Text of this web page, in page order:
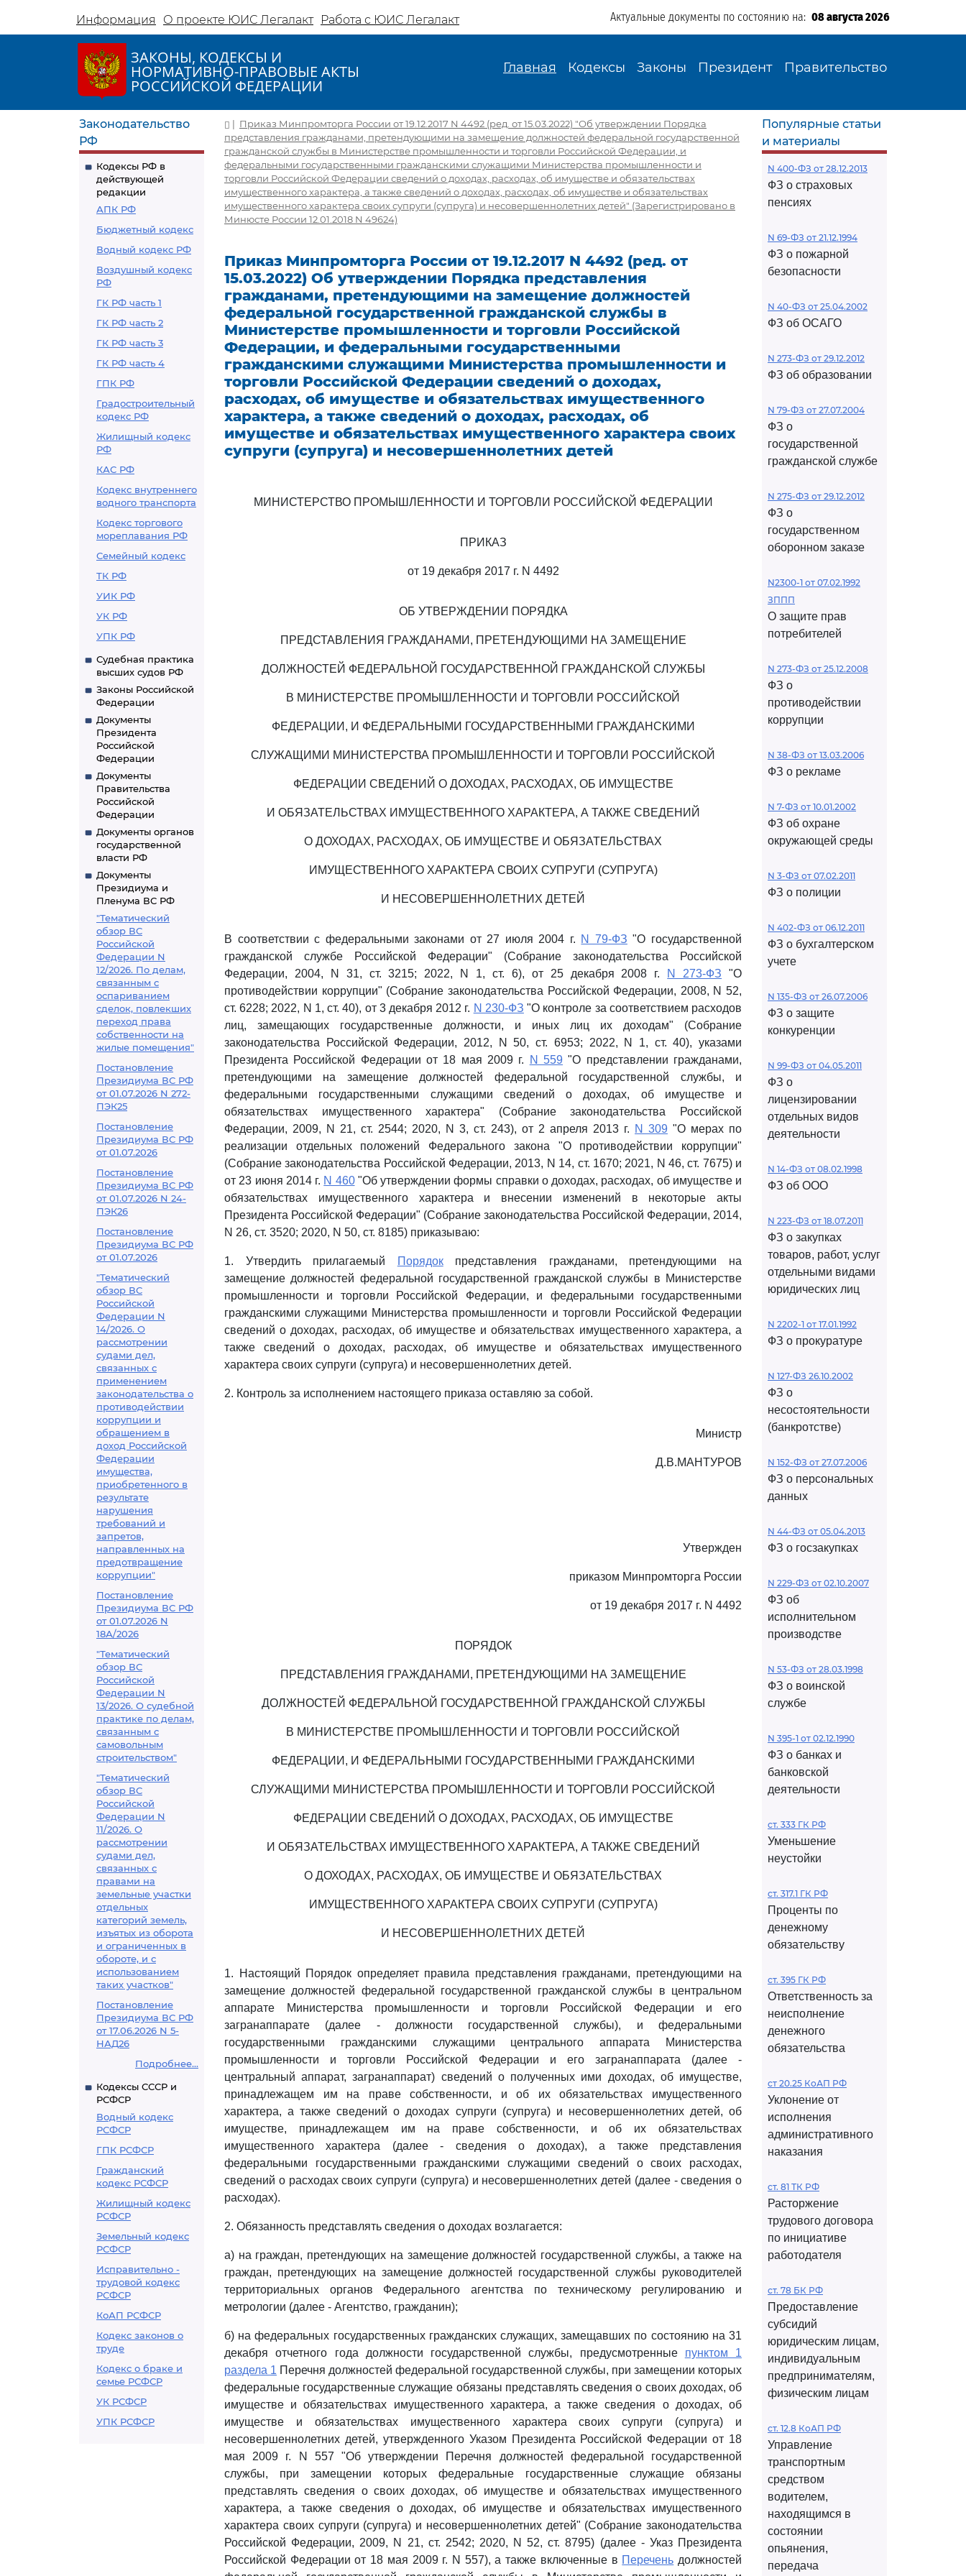
Информация О проекте ЮИС Легалакт Работа с ЮИС Легалакт Актуальные документы по состоянию на: 08 августа 2026
ЗАКОНЫ, КОДЕКСЫ И
НОРМАТИВНО-ПРАВОВЫЕ АКТЫ
РОССИЙСКОЙ ФЕДЕРАЦИИ
Главная Кодексы Законы Президент Правительство
Законодательство
РФ
Кодексы РФ в
действующей
редакции
АПК РФ
Бюджетный кодекс
Водный кодекс РФ
Воздушный кодекс
РФ
ГК РФ часть 1
ГК РФ часть 2
ГК РФ часть 3
ГК РФ часть 4
ГПК РФ
Градостроительный
кодекс РФ
Жилищный кодекс
РФ
КАС РФ
Кодекс внутреннего
водного транспорта
Кодекс торгового
мореплавания РФ
Семейный кодекс
ТК РФ
УИК РФ
УК РФ
УПК РФ
Судебная практика
высших судов РФ
Законы Российской
Федерации
Документы
Президента
Российской
Федерации
Документы
Правительства
Российской
Федерации
Документы органов
государственной
власти РФ
Документы
Президиума и
Пленума ВС РФ
"Тематический
обзор ВС
Российской
Федерации N
12/2026. По делам,
связанным с
оспариванием
сделок, повлекших
переход права
собственности на
жилые помещения"
Постановление
Президиума ВС РФ
от 01.07.2026 N 272-
ПЭК25
Постановление
Президиума ВС РФ
от 01.07.2026
Постановление
Президиума ВС РФ
от 01.07.2026 N 24-
ПЭК26
Постановление
Президиума ВС РФ
от 01.07.2026
"Тематический
обзор ВС
Российской
Федерации N
14/2026. О
рассмотрении
судами дел,
связанных с
применением
законодательства о
противодействии
коррупции и
обращением в
доход Российской
Федерации
имущества,
приобретенного в
результате
нарушения
требований и
запретов,
направленных на
предотвращение
коррупции"
Постановление
Президиума ВС РФ
от 01.07.2026 N
18А/2026
"Тематический
обзор ВС
Российской
Федерации N
13/2026. О судебной
практике по делам,
связанным с
самовольным
строительством"
"Тематический
обзор ВС
Российской
Федерации N
11/2026. О
рассмотрении
судами дел,
связанных с
правами на
земельные участки
отдельных
категорий земель,
изъятых из оборота
и ограниченных в
обороте, и с
использованием
таких участков"
Постановление
Президиума ВС РФ
от 17.06.2026 N 5-
НАД26
Подробнее...
Кодексы СССР и
РСФСР
Водный кодекс
РСФСР
ГПК РСФСР
Гражданский
кодекс РСФСР
Жилищный кодекс
РСФСР
Земельный кодекс
РСФСР
Исправительно -
трудовой кодекс
РСФСР
КоАП РСФСР
Кодекс законов о
труде
Кодекс о браке и
семье РСФСР
УК РСФСР
УПК РСФСР
| Приказ Минпромторга России от 19.12.2017 N 4492 (ред. от 15.03.2022) "Об утверждении Порядка
представления гражданами, претендующими на замещение должностей федеральной государственной
гражданской службы в Министерстве промышленности и торговли Российской Федерации, и
федеральными государственными гражданскими служащими Министерства промышленности и
торговли Российской Федерации сведений о доходах, расходах, об имуществе и обязательствах
имущественного характера, а также сведений о доходах, расходах, об имуществе и обязательствах
имущественного характера своих супруги (супруга) и несовершеннолетних детей" (Зарегистрировано в
Минюсте России 12.01.2018 N 49624)
Приказ Минпромторга России от 19.12.2017 N 4492 (ред. от
15.03.2022) Об утверждении Порядка представления
гражданами, претендующими на замещение должностей
федеральной государственной гражданской службы в
Министерстве промышленности и торговли Российской
Федерации, и федеральными государственными
гражданскими служащими Министерства промышленности и
торговли Российской Федерации сведений о доходах,
расходах, об имуществе и обязательствах имущественного
характера, а также сведений о доходах, расходах, об
имуществе и обязательствах имущественного характера своих
супруги (супруга) и несовершеннолетних детей
МИНИСТЕРСТВО ПРОМЫШЛЕННОСТИ И ТОРГОВЛИ РОССИЙСКОЙ ФЕДЕРАЦИИ
ПРИКАЗ
от 19 декабря 2017 г. N 4492
ОБ УТВЕРЖДЕНИИ ПОРЯДКА
ПРЕДСТАВЛЕНИЯ ГРАЖДАНАМИ, ПРЕТЕНДУЮЩИМИ НА ЗАМЕЩЕНИЕ
ДОЛЖНОСТЕЙ ФЕДЕРАЛЬНОЙ ГОСУДАРСТВЕННОЙ ГРАЖДАНСКОЙ СЛУЖБЫ
В МИНИСТЕРСТВЕ ПРОМЫШЛЕННОСТИ И ТОРГОВЛИ РОССИЙСКОЙ
ФЕДЕРАЦИИ, И ФЕДЕРАЛЬНЫМИ ГОСУДАРСТВЕННЫМИ ГРАЖДАНСКИМИ
СЛУЖАЩИМИ МИНИСТЕРСТВА ПРОМЫШЛЕННОСТИ И ТОРГОВЛИ РОССИЙСКОЙ
ФЕДЕРАЦИИ СВЕДЕНИЙ О ДОХОДАХ, РАСХОДАХ, ОБ ИМУЩЕСТВЕ
И ОБЯЗАТЕЛЬСТВАХ ИМУЩЕСТВЕННОГО ХАРАКТЕРА, А ТАКЖЕ СВЕДЕНИЙ
О ДОХОДАХ, РАСХОДАХ, ОБ ИМУЩЕСТВЕ И ОБЯЗАТЕЛЬСТВАХ
ИМУЩЕСТВЕННОГО ХАРАКТЕРА СВОИХ СУПРУГИ (СУПРУГА)
И НЕСОВЕРШЕННОЛЕТНИХ ДЕТЕЙ
В соответствии с федеральными законами от 27 июля 2004 г. N 79-ФЗ "О государственной
гражданской службе Российской Федерации" (Собрание законодательства Российской
Федерации, 2004, N 31, ст. 3215; 2022, N 1, ст. 6), от 25 декабря 2008 г.
N 273-ФЗ "О
противодействии коррупции" (Собрание законодательства Российской Федерации, 2008, N 52,
ст. 6228; 2022, N 1, ст. 40), от 3 декабря 2012 г. N 230-ФЗ "О контроле за соответствием расходов
лиц, замещающих государственные должности, и иных лиц их доходам" (Собрание
законодательства Российской Федерации, 2012, N 50, ст. 6953; 2022, N 1, ст. 40), указами
Президента Российской Федерации от 18 мая 2009 г.
N 559 "О представлении гражданами,
претендующими на замещение должностей федеральной государственной службы, и
федеральными государственными служащими сведений о доходах, об имуществе и
обязательствах имущественного характера" (Собрание законодательства Российской
Федерации, 2009, N 21, ст. 2544; 2020, N 3, ст. 243), от 2 апреля 2013 г. N 309 "О мерах по
реализации отдельных положений Федерального закона "О противодействии коррупции"
(Собрание законодательства Российской Федерации, 2013, N 14, ст. 1670; 2021, N 46, ст. 7675) и
от 23 июня 2014 г. N 460"Об утверждении формы справки о доходах, расходах, об имуществе и
обязательствах имущественного характера и внесении изменений в некоторые акты
Президента Российской Федерации" (Собрание законодательства Российской Федерации, 2014,
N 26, ст. 3520; 2020, N 50, ст. 8185) приказываю:
1. Утвердить прилагаемый Порядокпредставления гражданами, претендующими на
замещение должностей федеральной государственной гражданской службы в Министерстве
промышленности и торговли Российской Федерации, и федеральными государственными
гражданскими служащими Министерства промышленности и торговли Российской Федерации
сведений о доходах, расходах, об имуществе и обязательствах имущественного характера, а
также сведений о доходах, расходах, об имуществе и обязательствах имущественного
характера своих супруги (супруга) и несовершеннолетних детей.
2. Контроль за исполнением настоящего приказа оставляю за собой.
Министр
Д.В.МАНТУРОВ
Утвержден
приказом Минпромторга России
от 19 декабря 2017 г. N 4492
ПОРЯДОК
ПРЕДСТАВЛЕНИЯ ГРАЖДАНАМИ, ПРЕТЕНДУЮЩИМИ НА ЗАМЕЩЕНИЕ
ДОЛЖНОСТЕЙ ФЕДЕРАЛЬНОЙ ГОСУДАРСТВЕННОЙ ГРАЖДАНСКОЙ СЛУЖБЫ
В МИНИСТЕРСТВЕ ПРОМЫШЛЕННОСТИ И ТОРГОВЛИ РОССИЙСКОЙ
ФЕДЕРАЦИИ, И ФЕДЕРАЛЬНЫМИ ГОСУДАРСТВЕННЫМИ ГРАЖДАНСКИМИ
СЛУЖАЩИМИ МИНИСТЕРСТВА ПРОМЫШЛЕННОСТИ И ТОРГОВЛИ РОССИЙСКОЙ
ФЕДЕРАЦИИ СВЕДЕНИЙ О ДОХОДАХ, РАСХОДАХ, ОБ ИМУЩЕСТВЕ
И ОБЯЗАТЕЛЬСТВАХ ИМУЩЕСТВЕННОГО ХАРАКТЕРА, А ТАКЖЕ СВЕДЕНИЙ
О ДОХОДАХ, РАСХОДАХ, ОБ ИМУЩЕСТВЕ И ОБЯЗАТЕЛЬСТВАХ
ИМУЩЕСТВЕННОГО ХАРАКТЕРА СВОИХ СУПРУГИ (СУПРУГА)
И НЕСОВЕРШЕННОЛЕТНИХ ДЕТЕЙ
1. Настоящий Порядок определяет правила представления гражданами, претендующими на
замещение должностей федеральной государственной гражданской службы в центральном
аппарате Министерства промышленности и торговли Российской Федерации и его
загранаппарате (далее - должности государственной службы), и федеральными
государственными гражданскими служащими центрального аппарата Министерства
промышленности и торговли Российской Федерации и его загранаппарата (далее -
центральный аппарат, загранаппарат) сведений о полученных ими доходах, об имуществе,
принадлежащем им на праве собственности, и об их обязательствах имущественного
характера, а также сведений о доходах супруги (супруга) и несовершеннолетних детей, об
имуществе, принадлежащем им на праве собственности, и об их обязательствах
имущественного характера (далее - сведения о доходах), а также представления
федеральными государственными гражданскими служащими сведений о своих расходах,
сведений о расходах своих супруги (супруга) и несовершеннолетних детей (далее - сведения о
расходах).
2. Обязанность представлять сведения о доходах возлагается:
а) на граждан, претендующих на замещение должностей государственной службы, а также на
граждан, претендующих на замещение должностей государственной службы руководителей
территориальных органов Федерального агентства по техническому регулированию и
метрологии (далее - Агентство, гражданин);
б) на федеральных государственных гражданских служащих, замещавших по состоянию на 31
декабря отчетного года должности государственной службы, предусмотренные пунктом 1
раздела 1 Перечня должностей федеральной государственной службы, при замещении которых
федеральные государственные служащие обязаны представлять сведения о своих доходах, об
имуществе и обязательствах имущественного характера, а также сведения о доходах, об
имуществе и обязательствах имущественного характера своих супруги (супруга) и
несовершеннолетних детей, утвержденного Указом Президента Российской Федерации от 18
мая 2009 г. N 557 "Об утверждении Перечня должностей федеральной государственной
службы, при замещении которых федеральные государственные служащие обязаны
представлять сведения о своих доходах, об имуществе и обязательствах имущественного
характера, а также сведения о доходах, об имуществе и обязательствах имущественного
характера своих супруги (супруга) и несовершеннолетних детей" (Собрание законодательства
Российской Федерации, 2009, N 21, ст. 2542; 2020, N 52, ст. 8795) (далее - Указ Президента
Российской Федерации от 18 мая 2009 г. N 557), а также включенные в Перечень должностей
Популярные статьи
и материалы
N 400-ФЗ от 28.12.2013
ФЗ о страховых
пенсиях
N 69-ФЗ от 21.12.1994
ФЗ о пожарной
безопасности
N 40-ФЗ от 25.04.2002
ФЗ об ОСАГО
N 273-ФЗ от 29.12.2012
ФЗ об образовании
N 79-ФЗ от 27.07.2004
ФЗ о
государственной
гражданской службе
N 275-ФЗ от 29.12.2012
ФЗ о
государственном
оборонном заказе
N2300-1 от 07.02.1992
ЗППП
О защите прав
потребителей
N 273-ФЗ от 25.12.2008
ФЗ о
противодействии
коррупции
N 38-ФЗ от 13.03.2006
ФЗ о рекламе
N 7-ФЗ от 10.01.2002
ФЗ об охране
окружающей среды
N 3-ФЗ от 07.02.2011
ФЗ о полиции
N 402-ФЗ от 06.12.2011
ФЗ о бухгалтерском
учете
N 135-ФЗ от 26.07.2006
ФЗ о защите
конкуренции
N 99-ФЗ от 04.05.2011
ФЗ о
лицензировании
отдельных видов
деятельности
N 14-ФЗ от 08.02.1998
ФЗ об ООО
N 223-ФЗ от 18.07.2011
ФЗ о закупках
товаров, работ, услуг
отдельными видами
юридических лиц
N 2202-1 от 17.01.1992
ФЗ о прокуратуре
N 127-ФЗ 26.10.2002
ФЗ о
несостоятельности
(банкротстве)
N 152-ФЗ от 27.07.2006
ФЗ о персональных
данных
N 44-ФЗ от 05.04.2013
ФЗ о госзакупках
N 229-ФЗ от 02.10.2007
ФЗ об
исполнительном
производстве
N 53-ФЗ от 28.03.1998
ФЗ о воинской
службе
N 395-1 от 02.12.1990
ФЗ о банках и
банковской
деятельности
ст. 333 ГК РФ
Уменьшение
неустойки
ст. 317.1 ГК РФ
Проценты по
денежному
обязательству
ст. 395 ГК РФ
Ответственность за
неисполнение
денежного
обязательства
ст 20.25 КоАП РФ
Уклонение от
исполнения
административного
наказания
ст. 81 ТК РФ
Расторжение
трудового договора
по инициативе
работодателя
ст. 78 БК РФ
Предоставление
субсидий
юридическим лицам,
индивидуальным
предпринимателям,
физическим лицам
ст. 12.8 КоАП РФ
Управление
транспортным
средством
водителем,
находящимся в
состоянии
опьянения,
передача